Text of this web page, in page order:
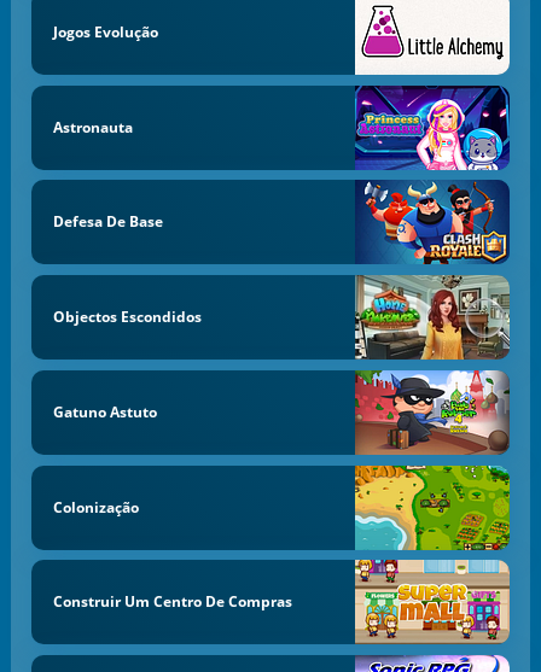
Jogos Evolução
Astronauta
Defesa De Base
Objectos Escondidos
Gatuno Astuto
Colonização
Construir Um Centro De Compras